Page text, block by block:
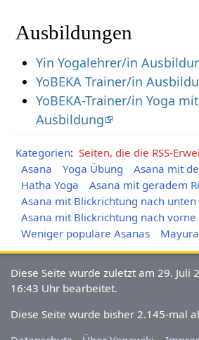
Ausbildungen
Yin Yogalehrer/in
YoBEKA Trainer/in
YoBEKA-Trainer/in Yoga
Ausbildung
Kategorien: Seiten, die die RSS-
Asana
Yoga Übung
Asana mit
Hatha Yoga
Asana mit geradem
Asana mit Blickrichtung nach unten
Asana mit Blickrichtung nach vorne
Weniger populäre Asanas
Diese Seite wurde zuletzt am 29. Juli
16:43 Uhr bearbeitet.
Diese Seite wurde bisher 2.145-mal